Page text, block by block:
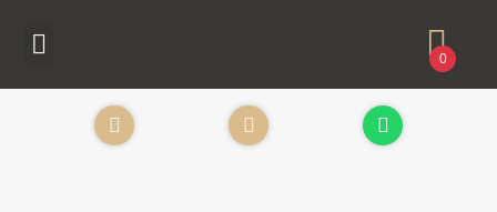
0